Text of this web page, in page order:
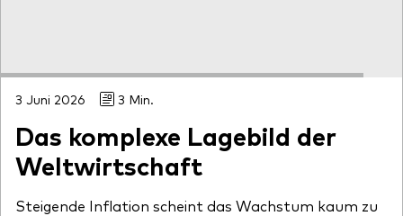
3 Juni 2026 3 Min.
Das komplexe Lagebild der
Weltwirtschaft
Steigende Inflation scheint das Wachstum kaum zu